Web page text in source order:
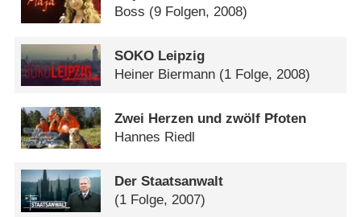
Boss (9 Folgen, 2008)
SOKO Leipzig
Heiner Biermann (1 Folge, 2008)
Zwei Herzen und zwölf Pfoten
Hannes Riedl
Der Staatsanwalt
(1 Folge, 2007)